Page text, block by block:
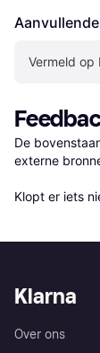
Vermeld op
De
externe
Klopt er iets
Klarna
Over ons